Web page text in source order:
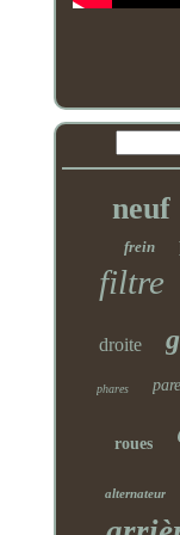
neuf
frein
filtre
droite
phares
roues
alternateur